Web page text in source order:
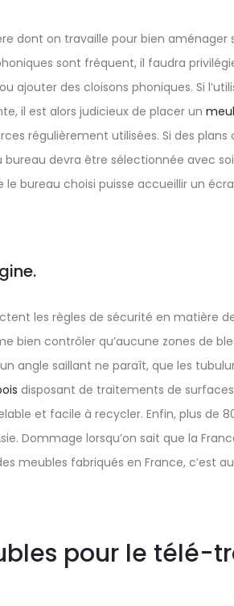
dont on travaille pour bien aménager
sont fréquent, il faudra
ajouter des cloisons phoniques. Si
il est alors judicieux de placer un
régulièrement utilisées. Si des plans
devra être sélectionnée avec
bureau choisi puisse accueillir un
les règles de sécurité en matière
bien contrôler qu’aucune zones de
angle saillant ne paraît, que les
disposant de traitements de
et facile à recycler. Enfin, plus de
Dommage lorsqu’on sait que la
meubles fabriqués en France, c’est
pour le télé-